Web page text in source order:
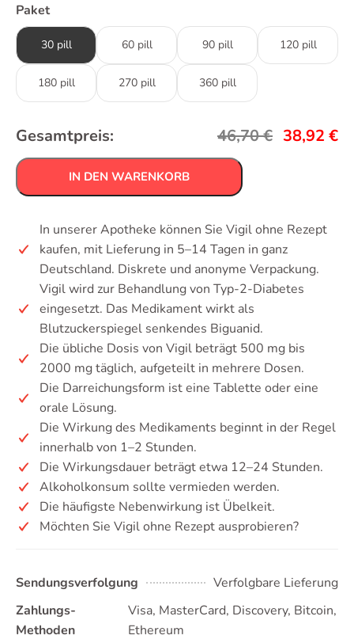
Paket
30 pill 60 pill 90 pill 120 pill
180 pill 270 pill 360 pill
Gesamtpreis: 46,70€ 38,92 €
IN DEN WARENKORB
In unserer Apotheke können Sie Vigil ohne Rezept
kaufen, mit Lieferung in 5–14 Tagen in ganz
Deutschland. Diskrete und anonyme Verpackung.
Vigil wird zur Behandlung von Typ-2-Diabetes
eingesetzt. Das Medikament wirkt als
Blutzuckerspiegel senkendes Biguanid.
Die übliche Dosis von Vigil beträgt 500 mg bis
2000 mg täglich, aufgeteilt in mehrere Dosen.
Die Darreichungsform ist eine Tablette oder eine
orale Lösung.
Die Wirkung des Medikaments beginnt in der Regel
innerhalb von 1–2 Stunden.
Die Wirkungsdauer beträgt etwa 12–24 Stunden.
Alkoholkonsum sollte vermieden werden.
Die häufigste Nebenwirkung ist Übelkeit.
Möchten Sie Vigil ohne Rezept ausprobieren?
Sendungsverfolgung
Verfolgbare Lieferung
Zahlungs-
Methoden
Visa, MasterCard, Discovery, Bitcoin,
Ethereum